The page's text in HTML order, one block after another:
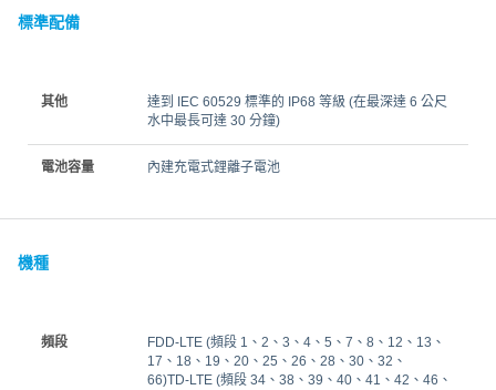
標準配備
其他
達到 IEC 60529 標準的 IP68 等級 (在最深達 6 公尺
水中最長可達 30 分鐘)
電池容量 內建充電式鋰離子電池
機種
頻段
FDD‑LTE (頻段 1、2、3、4、5、7、8、12、13、
17、18、19、20、25、26、28、30、32、
66)TD‑LTE (頻段 34、38、39、40、41、42、46、